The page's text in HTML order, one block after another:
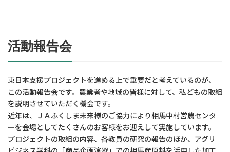
活動報告会
東日本支援プロジェクトを進める上で重要だと考えているのが、
この活動報告会です。農業者や地域の皆様に対して、私どもの取組
を説明させていただく機会です。
近年は、ＪＡふくしま未来様のご協力により相馬中村営農センタ
ーを会場としてたくさんのお客様をお迎えして実施しています。
プロジェクトの取組の内容、各教員の研究の報告のほか、アグリ